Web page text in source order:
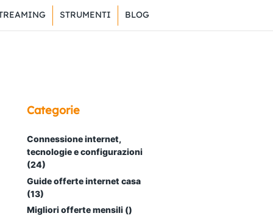
STRUMENTI BLOG
Categorie
Connessione internet,
tecnologie e configurazioni
(24)
Guide offerte internet casa
(13)
Migliori offerte mensili ()